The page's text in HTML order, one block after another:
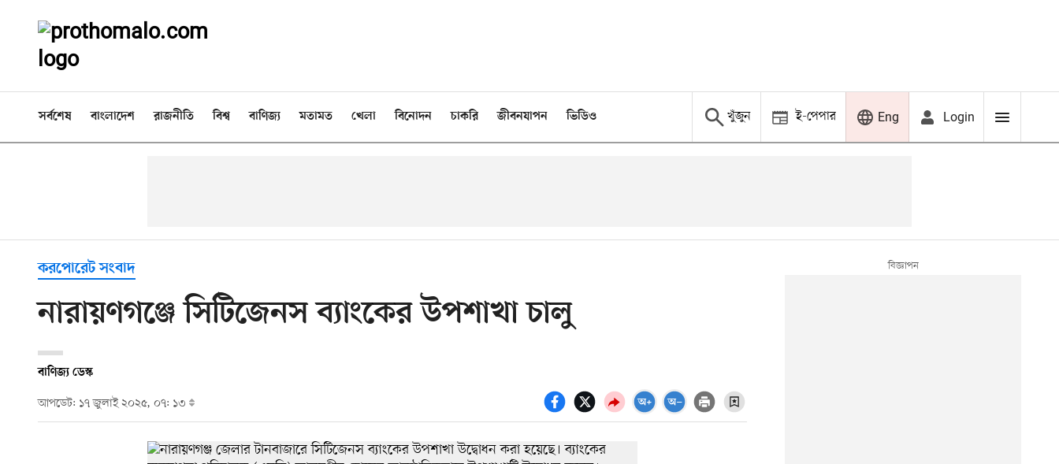
সর্বশেষ বাংলাদেশ রাজনীতি বিশ্ব বাণিজ্য মতামত খেলা বিনোদন চাকরি জীবনযাপন ভিডিও খুঁজুন ই-পেপার Eng Login
করপোরেট সংবাদ
নারায়ণগঞ্জে সিটিজেনস ব্যাংকের উপশাখা চালু
বাণিজ্য ডেস্ক
আপডেট: ১৭ জুলাই ২০২৫, ০৭: ১৩